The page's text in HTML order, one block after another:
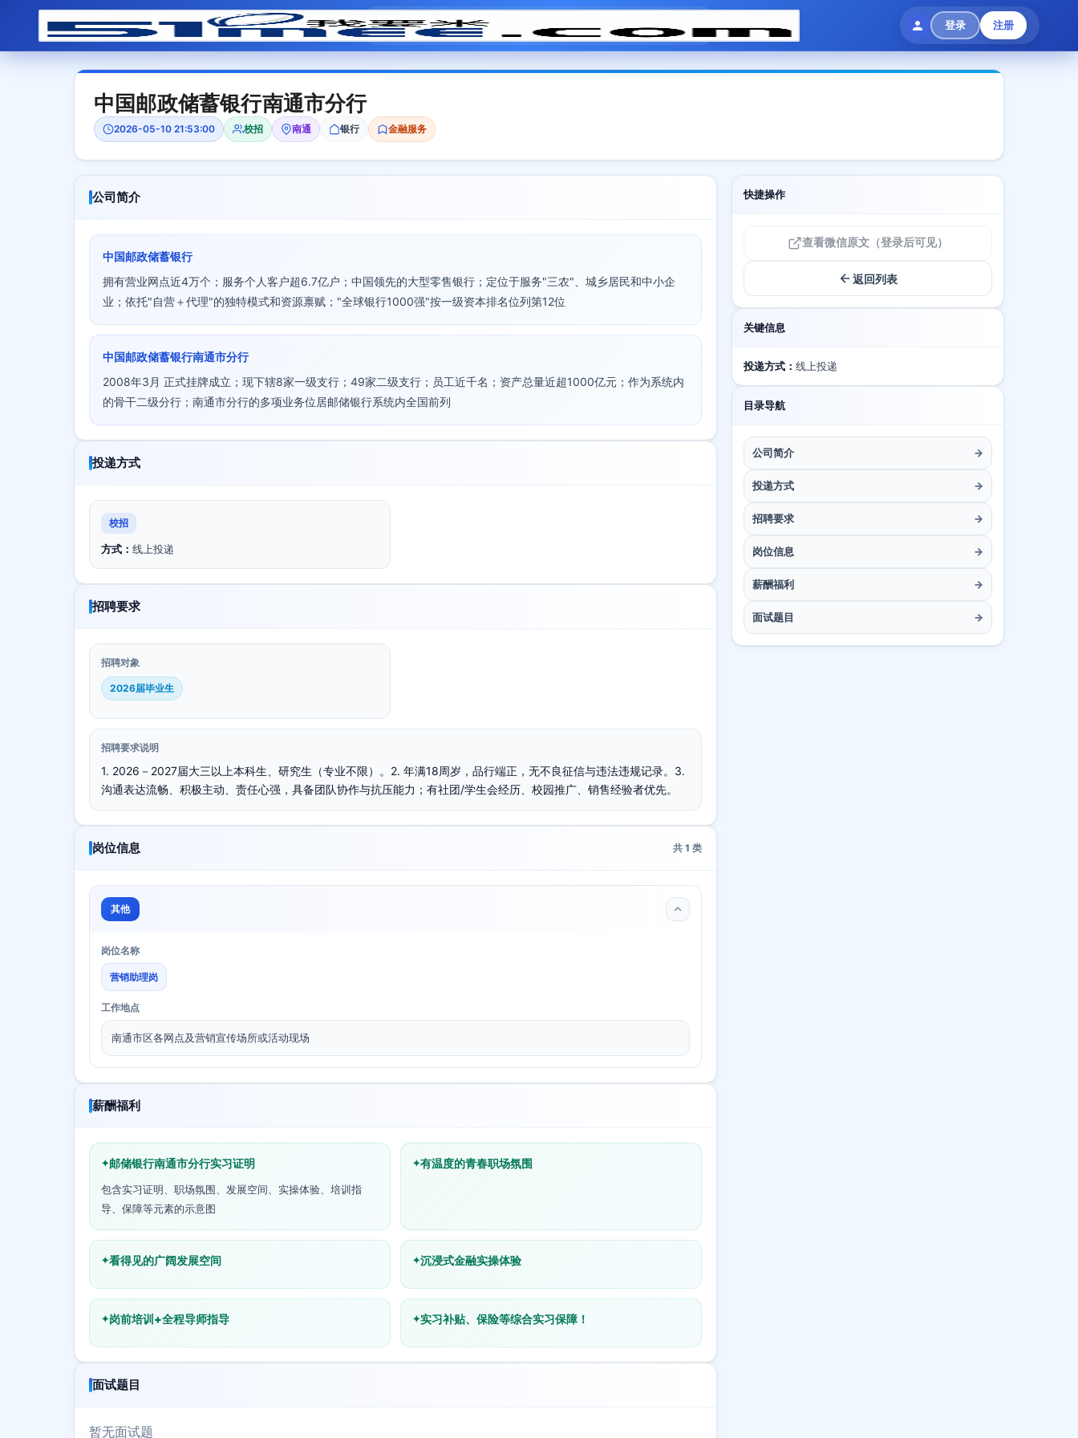
登录 注册
模拟面试 题目大全 招聘中心 会员专区
中国邮政储蓄银行南通市分行
2026-05-10 21:53:00 校招 南通 银行 金融服务
公司简介
中国邮政储蓄银行
拥有营业网点近4万个；服务个人客户超6.7亿户；中国领先的大型零售银行；定位于服务"三农"、城乡居民和中小企
业；依托"自营＋代理"的独特模式和资源禀赋；"全球银行1000强"按一级资本排名位列第12位
中国邮政储蓄银行南通市分行
2008年3月 正式挂牌成立；现下辖8家一级支行；49家二级支行；员工近千名；资产总量近超1000亿元；作为系统内
的骨干二级分行；南通市分行的多项业务位居邮储银行系统内全国前列
投递方式
校招
方式： 线上投递
招聘要求
招聘对象
2026届毕业生
招聘要求说明
1. 2026－2027届大三以上本科生、研究生（专业不限）。2. 年满18周岁，品行端正，无不良征信与违法违规记录。3.
沟通表达流畅、积极主动、责任心强，具备团队协作与抗压能力；有社团/学生会经历、校园推广、销售经验者优先。
岗位信息 共 1 类
其他
岗位名称
营销助理岗
工作地点
南通市区各网点及营销宣传场所或活动现场
薪酬福利
邮储银行南通市分行实习证明
包含实习证明、职场氛围、发展空间、实操体验、培训指
导、保障等元素的示意图
有温度的青春职场氛围
看得见的广阔发展空间 沉浸式金融实操体验
岗前培训+全程导师指导 实习补贴、保险等综合实习保障！
面试题目
暂无面试题
快捷操作
查看微信原文（登录后可见）
返回列表
关键信息
投递方式： 线上投递
目录导航
公司简介 →
投递方式 →
招聘要求 →
岗位信息 →
薪酬福利 →
面试题目 →